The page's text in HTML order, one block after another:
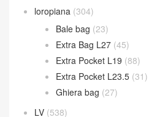
Flamenco 手袋
Gate 手袋(8)
Goya 手袋 (14)
Hammock 手袋(4)
Pebble 水桶手袋(3)
Puzzle 手袋 (35)